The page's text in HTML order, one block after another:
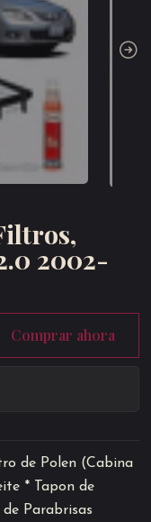
2002-
Comprar ahora
de Polen (Cabina
* Tapon de
Parabrisas